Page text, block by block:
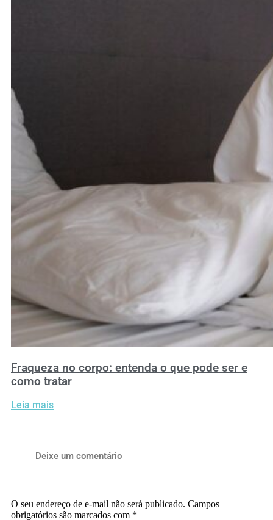
Fraqueza no corpo: entenda o que pode ser e
como tratar
Leia mais
Deixe um comentário
O seu endereço de e-mail não será publicado. Campos
obrigatórios são marcados com *